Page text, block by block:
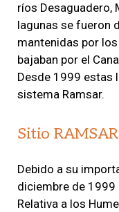
ríos Desaguadero,
lagunas se fueron
mantenidas por
bajaban por el
Desde 1999 estas
sistema Ramsar.
Sitio RAMSAR
Debido a su
diciembre de 1999
Relativa a los